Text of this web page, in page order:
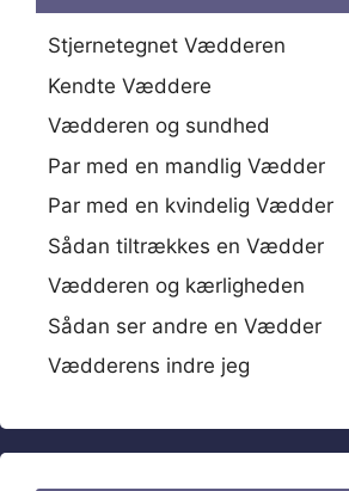
Stjernetegnet Vædderen
Kendte Væddere
Vædderen og sundhed
Par med en mandlig Vædder
Par med en kvindelig Vædder
Sådan tiltrækkes en Vædder
Vædderen og kærligheden
Sådan ser andre en Vædder
Vædderens indre jeg